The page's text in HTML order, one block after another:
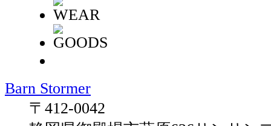
Barn Stormer
〒412-0042